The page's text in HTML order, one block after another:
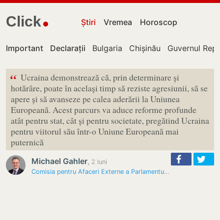
Click Știri Vremea Horoscop
Important Declarații Bulgaria Chișinău Guvernul
“ Ucraina demonstrează că, prin determinare și
hotărâre, poate în același timp să reziste agresiunii, să se
apere și să avanseze pe calea aderării la Uniunea
Europeană. Acest parcurs va aduce reforme profunde
atât pentru stat, cât și pentru societate, pregătind Ucraina
pentru viitorul său într-o Uniune Europeană mai
puternică
Michael Gahler, 2 luni
Comisia pentru Afaceri Externe a Parlamentului European salută…